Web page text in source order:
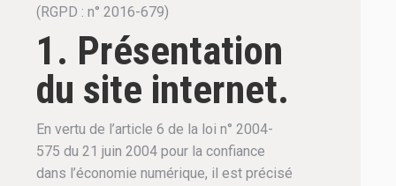
(RGPD : n° 2016-679)
1. Présentation
du site internet.
En vertu de l’article 6 de la loi n° 2004-
575 du 21 juin 2004 pour la confiance
dans l’économie numérique, il est précisé